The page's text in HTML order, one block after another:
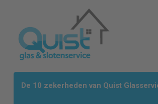
De 10 zekerheden van Quist